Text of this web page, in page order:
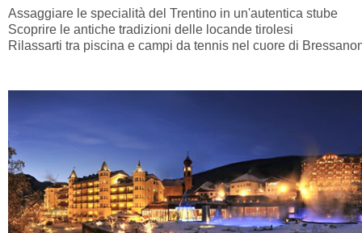
Assaggiare le specialità del Trentino in un'autentica stube
Scoprire le antiche tradizioni delle locande tirolesi
Rilassarti tra piscina e campi da tennis nel cuore di